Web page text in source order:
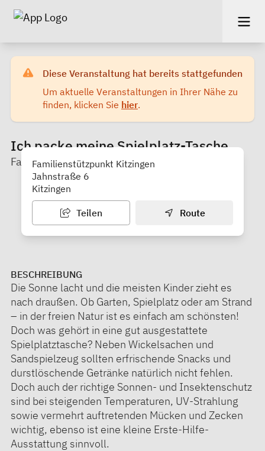
Diese Veranstaltung hat bereits stattgefunden
Um aktuelle Veranstaltungen in Ihrer Nähe zu
finden, klicken Sie hier.
Ich packe meine Spielplatz-Tasche
Familienstützpunkt Kitzingen
Familienstützpunkt Kitzingen
Jahnstraße 6
Kitzingen
Teilen Route
BESCHREIBUNG
Die Sonne lacht und die meisten Kinder zieht es
nach draußen. Ob Garten, Spielplatz oder am Strand
– in der freien Natur ist es einfach am schönsten!
Doch was gehört in eine gut ausgestattete
Spielplatztasche? Neben Wickelsachen und
Sandspielzeug sollten erfrischende Snacks und
durstlöschende Getränke natürlich nicht fehlen.
Doch auch der richtige Sonnen- und Insektenschutz
sind bei steigenden Temperaturen, UV-Strahlung
sowie vermehrt auftretenden Mücken und Zecken
wichtig, ebenso ist eine kleine Erste-Hilfe-
Ausstattung sinnvoll.